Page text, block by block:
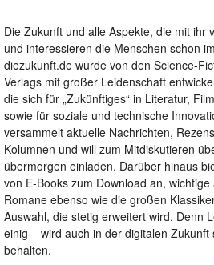
Die Zukunft und alle Aspekte, die mit ihr
und interessieren die Menschen schon
diezukunft.de wurde von den Science-
Verlags mit großer Leidenschaft
die sich für „Zukünftiges“ in Literatur,
sowie für soziale und technische
versammelt aktuelle Nachrichten,
Kolumnen und will zum Mitdiskutieren
übermorgen einladen. Darüber hinaus
von E-Books zum Download an,
Romane ebenso wie die großen
Auswahl, die stetig erweitert wird. Denn
einig – wird auch in der digitalen Zukunft
behalten.